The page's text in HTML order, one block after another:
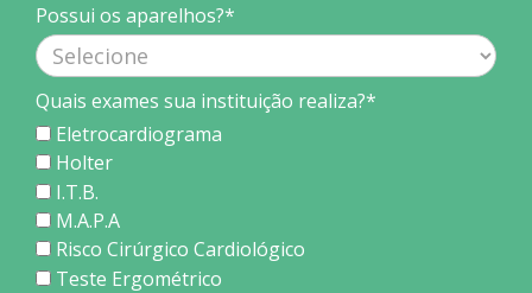
Possui os aparelhos?*
Quais exames sua instituição realiza?*
Eletrocardiograma
Holter
I.T.B.
M.A.P.A
Risco Cirúrgico Cardiológico
Teste Ergométrico